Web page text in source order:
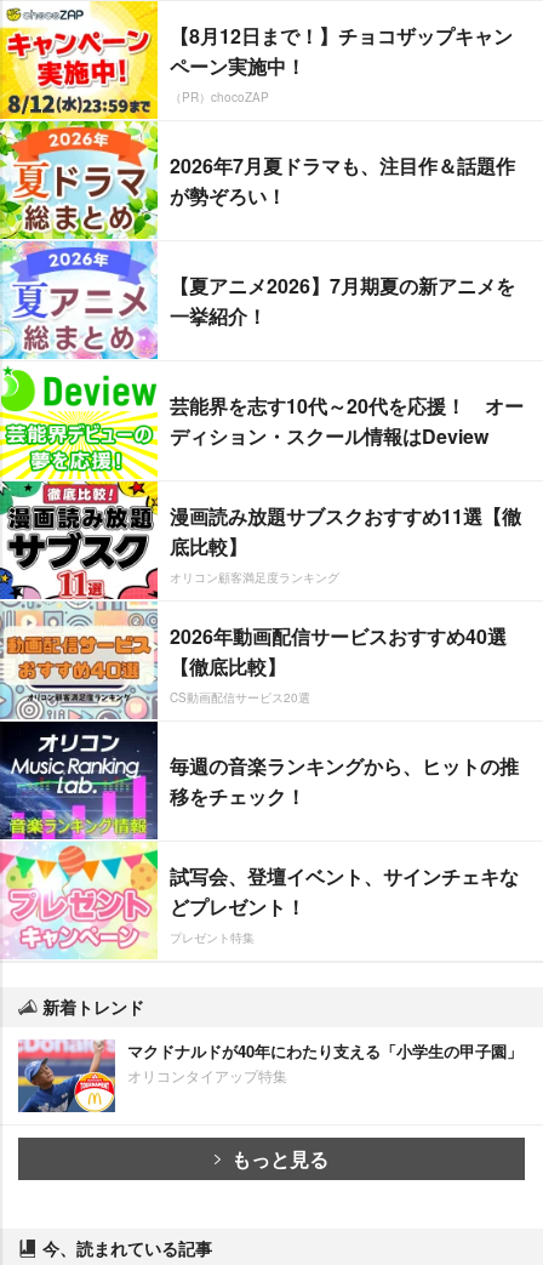
【8月12日まで！】チョコザップキャン
ペーン実施中！
（PR）chocoZAP
2026年7月夏ドラマも、注目作＆話題作
が勢ぞろい！
【夏アニメ2026】7月期夏の新アニメを
一挙紹介！
芸能界を志す10代～20代を応援！ オー
ディション・スクール情報はDeview
漫画読み放題サブスクおすすめ11選【徹
底比較】
オリコン顧客満足度ランキング
2026年動画配信サービスおすすめ40選
【徹底比較】
CS動画配信サービス20選
毎週の音楽ランキングから、ヒットの推
移をチェック！
試写会、登壇イベント、サインチェキな
どプレゼント！
プレゼント特集
新着トレンド
マクドナルドが40年にわたり支える「小学生の甲子園」
オリコンタイアップ特集
もっと見る
今、読まれている記事